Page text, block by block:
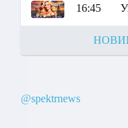
16:45
@spektrnews